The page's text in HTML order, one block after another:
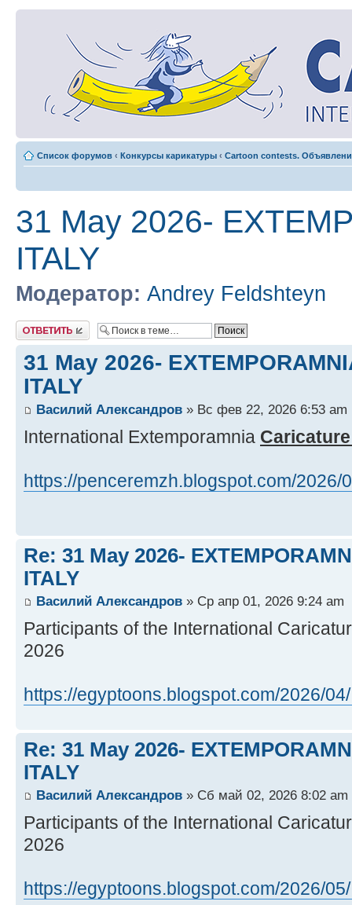
Список форумов ‹ Конкурсы карикатуры ‹ Cartoon contests.
31 May 2026-
ITALY
Модератор: Andrey Feldshteyn
Ответить
31 May 2026-
ITALY
Василий Александров » Вс фев 22, 2026 6:53 am
International Extemporamnia
https://penceremzh.blogspot.com/2026/
Re: 31 May 2026-
ITALY
Василий Александров » Ср апр 01, 2026 9:24 am
Participants of the International
2026
https://egyptoons.blogspot.com/2026/
Re: 31 May 2026-
ITALY
Василий Александров » Сб май 02, 2026 8:02 am
Participants of the International
2026
https://egyptoons.blogspot.com/2026/